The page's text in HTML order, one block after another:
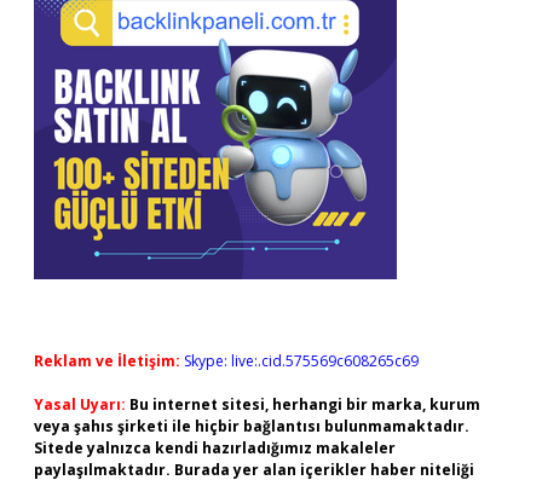
Reklam ve İletişim: Skype: live:.cid.575569c608265c69
Yasal Uyarı: Bu internet sitesi, herhangi bir marka, kurum
veya şahıs şirketi ile hiçbir bağlantısı bulunmamaktadır.
Sitede yalnızca kendi hazırladığımız makaleler
paylaşılmaktadır. Burada yer alan içerikler haber niteliği